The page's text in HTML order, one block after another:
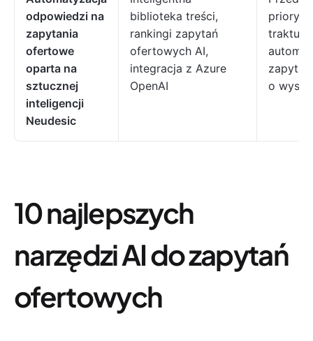
odpowiedzi na
zapytania
ofertowe
oparta na
sztucznej
inteligencji
Neudesic
biblioteka treści,
rankingi zapytań
ofertowych AI,
integracja z Azure
OpenAI
o
10 najlepszych
narzędzi AI do zapytań
ofertowych